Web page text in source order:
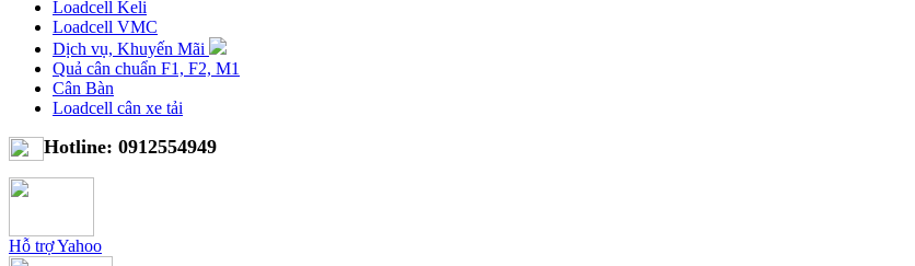
Loadcell Keli
Loadcell VMC
Dịch vụ, Khuyến Mãi
Quả cân chuẩn F1, F2, M1
Cân Bàn
Loadcell cân xe tải
Hotline: 0912554949
Hỗ trợ Yahoo